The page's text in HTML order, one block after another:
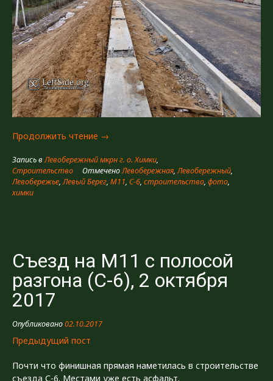
Продолжить чтение «Съезд
М11
с
полосой
2017»
→
Запись вЛевобережный мкрн г. о. Химки,
Строительство
ОтмеченоЛевобережная,Левобережный,
Левобережье,Левый Берег, М11, С-6, строительство, фото,
химки
Съезд на М11 с полосой
разгона (C-6), 2 октября
2017
Опубликовано02.10.2017
Предыдущий пост
Почти что финишная прямая наметилась в строительстве
съезда С-6. Местами уже есть асфальт.